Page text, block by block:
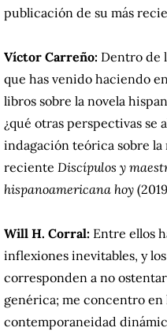
publicación de su más
Víctor Carreño: Dentro de
que has venido haciendo
libros sobre la novela
¿qué otras perspectivas se
indagación teórica sobre la
reciente Discípulos y
hispanoamericana hoy
Will H. Corral: Entre ellos
inflexiones inevitables, y
corresponden a no
genérica; me concentro en
contemporaneidad